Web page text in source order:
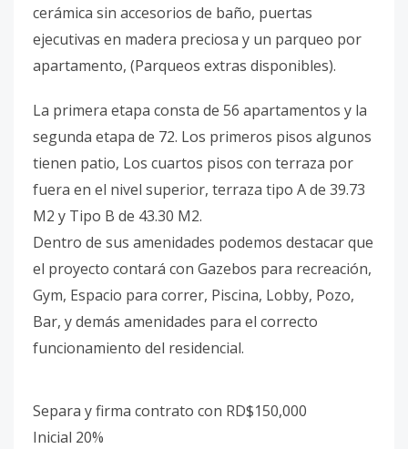
cerámica sin accesorios de baño, puertas
ejecutivas en madera preciosa y un parqueo por
apartamento, (Parqueos extras disponibles).
La primera etapa consta de 56 apartamentos y la
segunda etapa de 72. Los primeros pisos algunos
tienen patio, Los cuartos pisos con terraza por
fuera en el nivel superior, terraza tipo A de 39.73
M2 y Tipo B de 43.30 M2.
Dentro de sus amenidades podemos destacar que
el proyecto contará con Gazebos para recreación,
Gym, Espacio para correr, Piscina, Lobby, Pozo,
Bar, y demás amenidades para el correcto
funcionamiento del residencial.
Separa y firma contrato con RD$150,000
Inicial 20%